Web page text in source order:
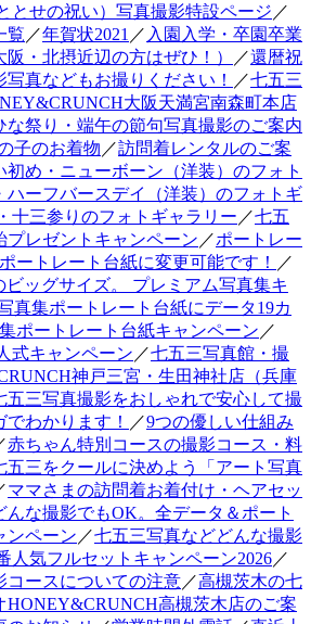
とせの祝い）写真撮影特設ページ ／
覧 ／年賀状2021 ／ 入園入学・卒園卒業
・北摂近辺の方はぜひ！）
／還暦祝
真などもお撮りください！ ／七五三
大阪天満宮南森町本店
な祭り・端午の節句写真撮影のご案内
子のお着物 ／訪問着レンタルのご案
初め・ニューボーン（洋装）のフォト
ハーフバースデイ（洋装）のフォトギ
十三参りのフォトギャラリー ／七五
プレゼントキャンペーン ／ポートレー
ートレート台紙に変更可能です！ ／
ビッグサイズ。 プレミアム写真集キ
真集ポートレート台紙にデータ19カ
ポートレート台紙キャンペーン ／
式キャンペーン ／七五三写真館・撮
神戸三宮・生田神社店（兵庫
五三写真撮影をおしゃれで安心して撮
わかります！ ／9つの優しい仕組み
赤ちゃん特別コースの撮影コース・料
五三をクールに決めよう「アート写真
ママさまの訪問着お着付け・ヘアセッ
んな撮影でもOK。全データ＆ポート
ンペーン ／七五三写真などどんな撮影
人気フルセットキャンペーン2026／
コースについての注意／高槻茨木の七
HONEY&CRUNCH高槻茨木店のご案